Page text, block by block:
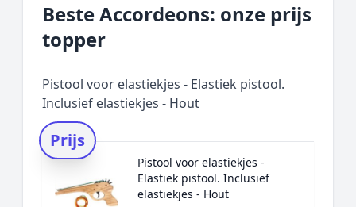
Beste Accordeons: onze prijs
topper
Pistool voor elastiekjes - Elastiek pistool.
Inclusief elastiekjes - Hout
Prijs
Pistool voor elastiekjes -
Elastiek pistool. Inclusief
elastiekjes - Hout